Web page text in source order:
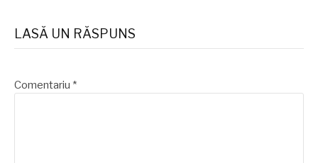
LASĂ UN RĂSPUNS
Comentariu *